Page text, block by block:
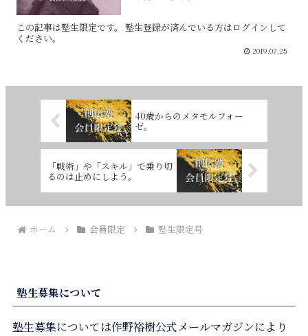
この記事は塾生限定です。 塾生登録が済んでいる方はログインして
ください。
2019.07.25
40歳からのメタモルフォー
ゼ。
「戦術」や「スキル」で乗り切
るのは止めにしよう。
ホーム 会員限定 塾生限定号
塾生募集について
塾生募集については作野裕樹公式メールマガジンにより